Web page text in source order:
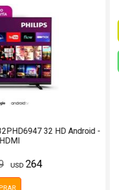
antes de 13Hs.
y Pagos)
TCL 75C7L 75 4K UHD
TV
USD1749